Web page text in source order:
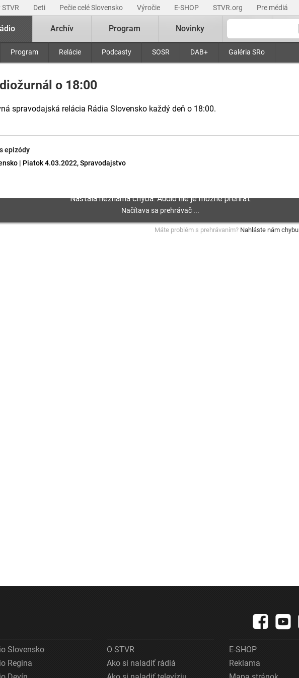
Deti Pečie celé Slovensko Výročie E-SHOP STVR.org Pre médiá
Program Relácie Podcasty SOSR DAB+ Galéria SRo
Archív Program Novinky
o 18:00
spravodajská relácia Rádia Slovensko každý deň o 18:00.
epizódy
| Piatok 4.03.2022, Spravodajstvo
Máte problém s prehrávaním? Nahláste nám chybu
Slovensko
Regina
O STVR
Ako si naladiť rádiá
E-SHOP
Reklama